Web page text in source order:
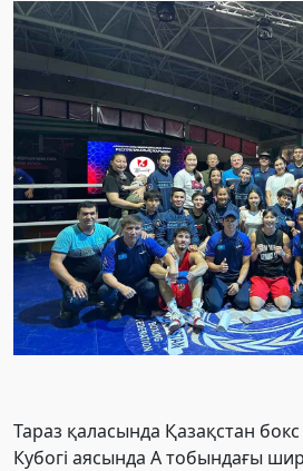
Тараз қаласында Қазақстан
Кубогі аясында А тобындағы